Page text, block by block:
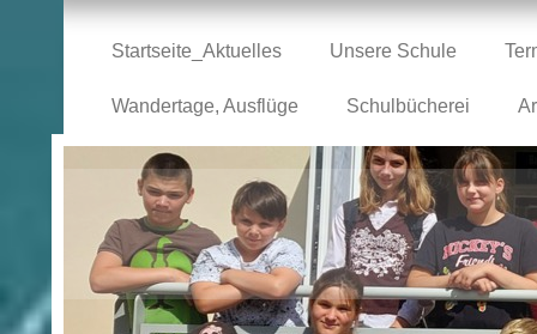
Startseite_Aktuelles Unsere Schule
Wandertage, Ausflüge Schulbücherei